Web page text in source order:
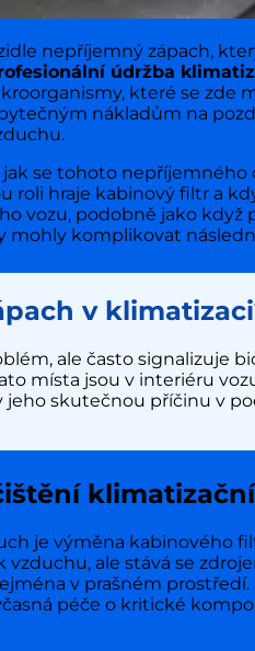
nepříjemný zápach,
údržba
které se zde
nákladům na
se tohoto nepříjemného
roli hraje kabinový filtr a
vozu, podobně jako když
mohly komplikovat
v
ale často signalizuje
místa jsou v interiéru
jeho skutečnou příčinu v
je výměna kabinového
vzduchu, ale stává se
v prašném
péče o kritické